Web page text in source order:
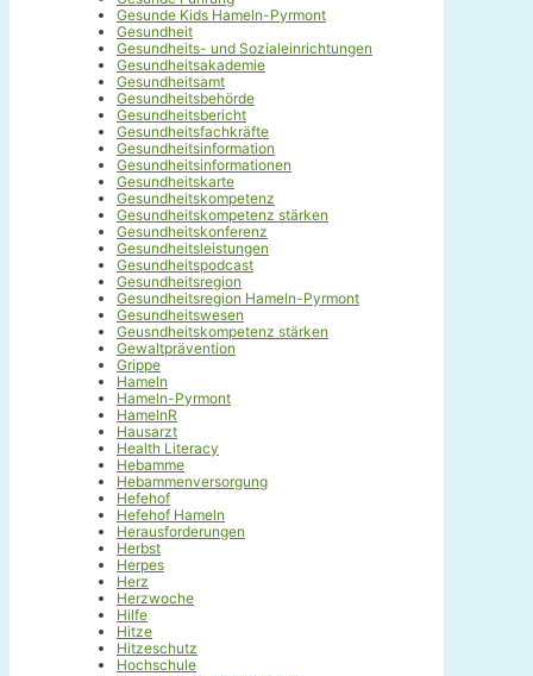
Gesunde Kids Hameln-Pyrmont
Gesundheit
Gesundheits- und Sozialeinrichtungen
Gesundheitsakademie
Gesundheitsamt
Gesundheitsbehörde
Gesundheitsbericht
Gesundheitsfachkräfte
Gesundheitsinformation
Gesundheitsinformationen
Gesundheitskarte
Gesundheitskompetenz
Gesundheitskompetenz stärken
Gesundheitskonferenz
Gesundheitsleistungen
Gesundheitspodcast
Gesundheitsregion
Gesundheitsregion Hameln-Pyrmont
Gesundheitswesen
Geusndheitskompetenz stärken
Gewaltprävention
Grippe
Hameln
Hameln-Pyrmont
HamelnR
Hausarzt
Health Literacy
Hebamme
Hebammenversorgung
Hefehof
Hefehof Hameln
Herausforderungen
Herbst
Herpes
Herz
Herzwoche
Hilfe
Hitze
Hitzeschutz
Hochschule